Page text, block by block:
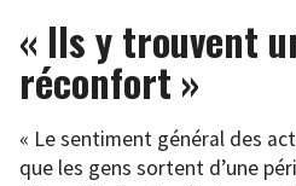
« Ils y trouvent
réconfort »
« Le sentiment général des
que les gens sortent d’une